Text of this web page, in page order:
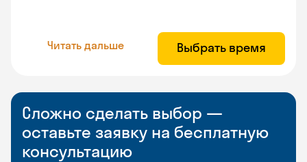
Читать дальше Выбрать время
Сложно сделать выбор —
оставьте заявку на бесплатную
консультацию